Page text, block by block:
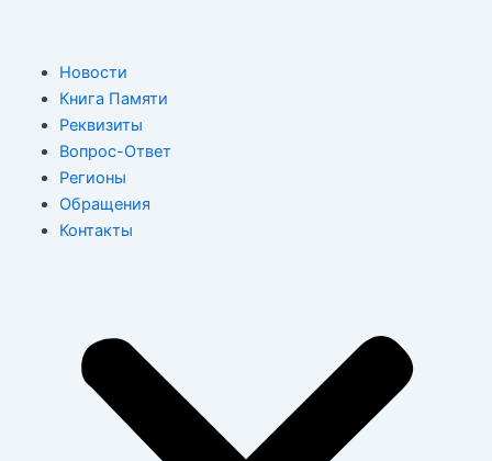
содержимому
Новости
Книга Памяти
Реквизиты
Вопрос-Ответ
Регионы
Обращения
Контакты